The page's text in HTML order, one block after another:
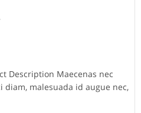
Description Maecenas nec
diam, malesuada id augue nec,